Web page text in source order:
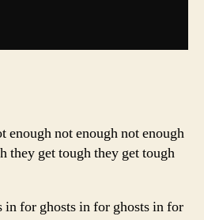
enough not enough not enough
they get tough they get tough
in for ghosts in for ghosts in for